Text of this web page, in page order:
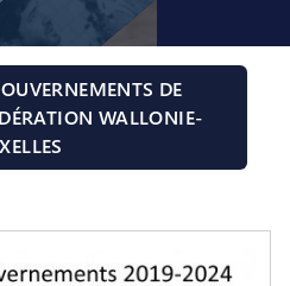
DE
WALLONIE-